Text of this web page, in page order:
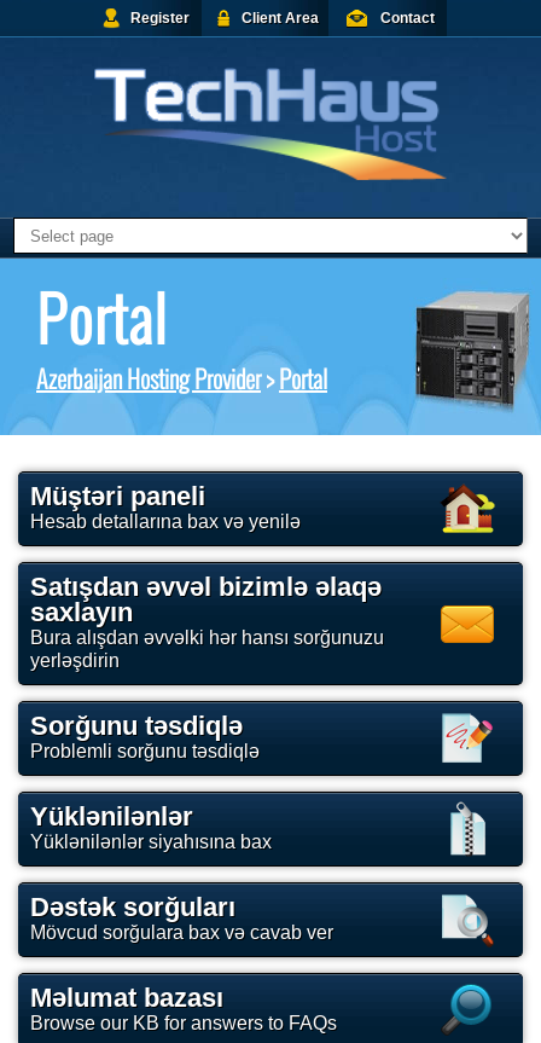
Register Client Area Contact
Portal
Azerbaijan Hosting Provider>Portal
Müştəri paneli
Hesab detallarına bax və yenilə
Satışdan əvvəl bizimlə əlaqə
saxlayın
Bura alışdan əvvəlki hər hansı sorğunuzu
yerləşdirin
Sorğunu təsdiqlə
Problemli sorğunu təsdiqlə
Yüklənilənlər
Yüklənilənlər siyahısına bax
Dəstək sorğuları
Mövcud sorğulara bax və cavab ver
Məlumat bazası
Browse our KB for answers to FAQs